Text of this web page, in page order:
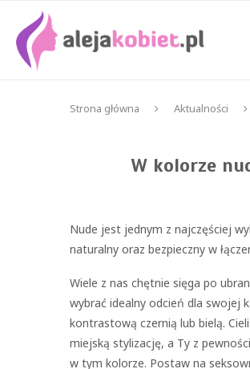
Strona główna Aktualności
W kolorze
Nude jest jednym z najczęściej
naturalny oraz bezpieczny w
Wiele z nas chętnie sięga po
wybrać idealny odcień dla swojej
kontrastową czernią lub bielą.
miejską stylizację, a Ty z
w tym kolorze. Postaw na